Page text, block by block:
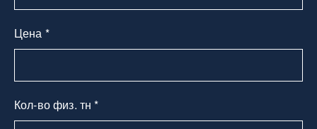
Цена *
Кол-во физ. тн *